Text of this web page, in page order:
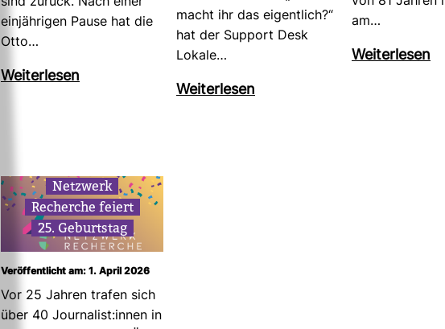
ein­jäh­rigen Pause hat die
Otto…
Wei­ter­lesen
macht ihr das eigent­lich?“
hat der Sup­port Desk
Lokale…
Wei­ter­lesen
am…
Wei­ter­lesen
Netz­werk
Recherche feiert
25. Geburtstag
Veröffentlicht am: 1. April 2026
Vor 25 Jahren trafen sich
über 40 Jour­na­list:innen in